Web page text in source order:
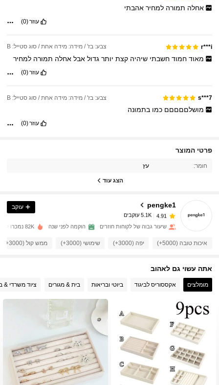
אחלה תמורה למחיר אהבתי
עוזר(0)
r***i צבע: בז' / מידה: מידה אחת / סוג סטייל: B
מאוד חמוד חשבתי שיהיה קצת יותר גדול אבל אחלה תמורה למחיר
עוזר(0)
s***7 צבע: בז' / מידה: מידה אחת / סוג סטייל: B
מושלםםםםם כמו בתמונה
עוזר(0)
פרטי המוצר
חומר: עץ
הצג עוד
pengke1
4.91 5.1K עוקבים
4.91 5.1K עוקבים
4.91 5.1K עוקבים
עוקב
שיעור גבוה של לקוחות חוזרים הוקמה לפני שנה 82K נמכרו לאחרונה
איכות טובה (5000+) יפה (3000+) שימושי (3000+) ממש קול (3000+)
אתה עשוי גם לאהוב
מומלצים אקססוריס לביגוד ביוטי ובריאות בית & מגורים ציוד משרדי &